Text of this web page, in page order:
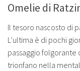
Omelie di
Il tesoro nascosto di
L’ultima è di pochi
passaggio
trionfano nella